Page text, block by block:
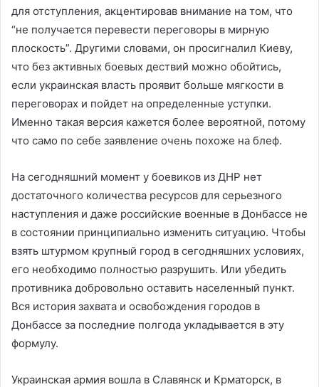
для отступления, акцентировав внимание на том, что
“не получается перевести переговоры в мирную
плоскость”. Другими словами, он просигналил Киеву,
что без активных боевых дествий можно обойтись,
если украинская власть проявит больше мягкости в
переговорах и пойдет на определенные уступки.
Именно такая версия кажется более вероятной, потому
что само по себе заявление очень похоже на блеф.
На сегодняшний момент у боевиков из ДНР нет
достаточного количества ресурсов для серьезного
наступления и даже российские военные в Донбассе не
в состоянии принципиально изменить ситуацию. Чтобы
взять штурмом крупный город в сегодняшних условиях,
его необходимо полностью разрушить. Или убедить
противника добровольно оставить населенный пункт.
Вся история захвата и освобождения городов в
Донбассе за последние полгода укладывается в эту
формулу.
Украинская армия вошла в Славянск и Крматорск, в